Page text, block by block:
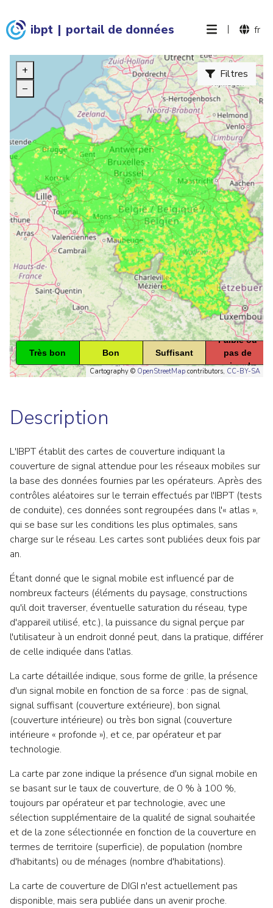
ibpt | portail de données | fr
+
–
Cartography © OpenStreetMapcontributors, CC-BY-SA
Très bon Bon Suffisant
Faible ou
pas de
signal
Filtres
Description
L'IBPT établit des cartes de couverture indiquant la
couverture de signal attendue pour les réseaux mobiles sur
la base des données fournies par les opérateurs. Après des
contrôles aléatoires sur le terrain effectués par l'IBPT (tests
de conduite), ces données sont regroupées dans l'« atlas »,
qui se base sur les conditions les plus optimales, sans
charge sur le réseau. Les cartes sont publiées deux fois par
an.
Étant donné que le signal mobile est influencé par de
nombreux facteurs (éléments du paysage, constructions
qu'il doit traverser, éventuelle saturation du réseau, type
d'appareil utilisé, etc.), la puissance du signal perçue par
l'utilisateur à un endroit donné peut, dans la pratique, différer
de celle indiquée dans l'atlas.
La carte détaillée indique, sous forme de grille, la présence
d'un signal mobile en fonction de sa force : pas de signal,
signal suffisant (couverture extérieure), bon signal
(couverture intérieure) ou très bon signal (couverture
intérieure « profonde »), et ce, par opérateur et par
technologie.
La carte par zone indique la présence d'un signal mobile en
se basant sur le taux de couverture, de 0 % à 100 %,
toujours par opérateur et par technologie, avec une
sélection supplémentaire de la qualité de signal souhaitée
et de la zone sélectionnée en fonction de la couverture en
termes de territoire (superficie), de population (nombre
d'habitants) ou de ménages (nombre d'habitations).
La carte de couverture de DIGI n'est actuellement pas
disponible, mais sera publiée dans un avenir proche.